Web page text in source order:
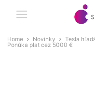
Home Novinky
Tesla
Ponúka plat cez 5000 €